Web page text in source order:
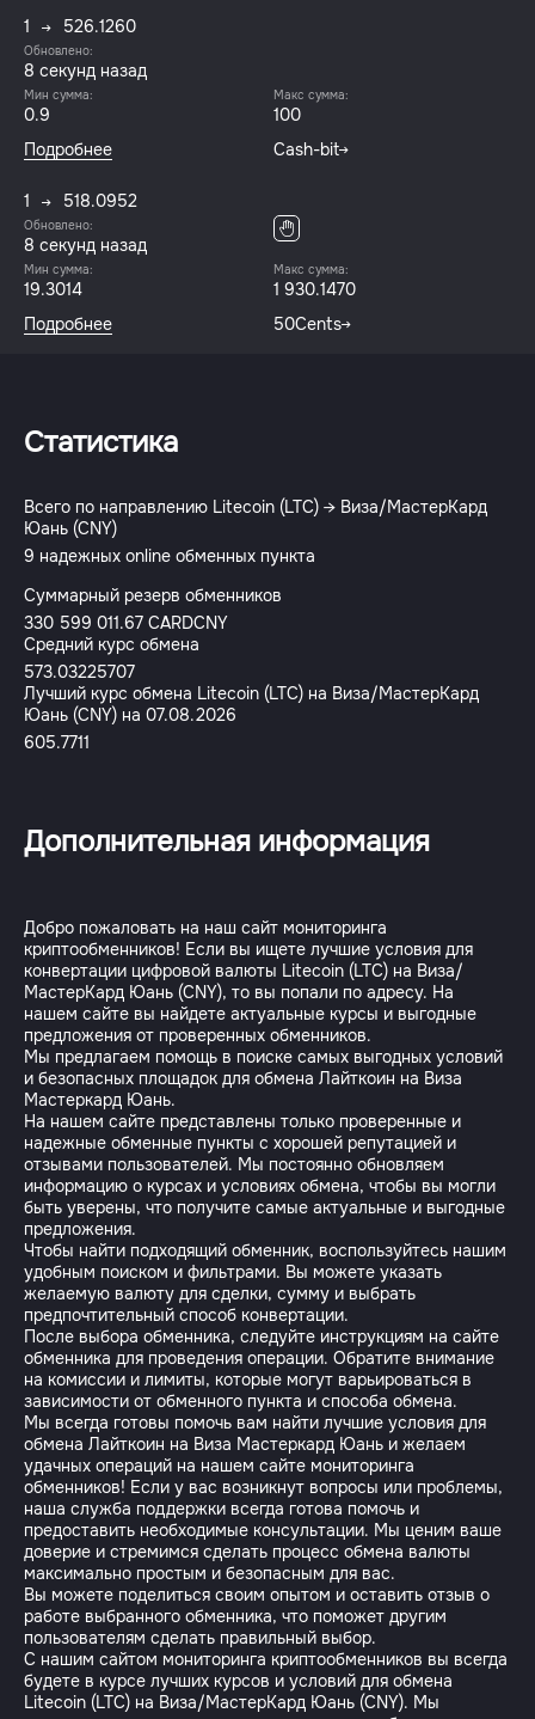
1 526.1260
Обновлено:
8 секунд назад
Мин сумма:
0.9
Макс сумма:
100
Подробнее
Cash-bit
1 518.0952
Обновлено:
8 секунд назад
Мин сумма:
19.3014
Макс сумма:
1 930.1470
Подробнее
50Cents
Статистика
Всего по направлению Litecoin (LTC) → Виза/МастерКард
Юань (CNY)
9 надежных online обменных пункта
Суммарный резерв обменников
330 599 011.67 CARDCNY
Средний курс обмена
573.03225707
Лучший курс обмена Litecoin (LTC) на Виза/МастерКард
Юань (CNY) на 07.08.2026
605.7711
Дополнительная информация
Добро пожаловать на наш сайт мониторинга
криптообменников! Если вы ищете лучшие условия для
конвертации цифровой валюты Litecoin (LTC) на Виза/
МастерКард Юань (CNY), то вы попали по адресу. На
нашем сайте вы найдете актуальные курсы и выгодные
предложения от проверенных обменников.
Мы предлагаем помощь в поиске самых выгодных условий
и безопасных площадок для обмена Лайткоин на Виза
Мастеркард Юань.
На нашем сайте представлены только проверенные и
надежные обменные пункты с хорошей репутацией и
отзывами пользователей. Мы постоянно обновляем
информацию о курсах и условиях обмена, чтобы вы могли
быть уверены, что получите самые актуальные и выгодные
предложения.
Чтобы найти подходящий обменник, воспользуйтесь нашим
удобным поиском и фильтрами. Вы можете указать
желаемую валюту для сделки, сумму и выбрать
предпочтительный способ конвертации.
После выбора обменника, следуйте инструкциям на сайте
обменника для проведения операции. Обратите внимание
на комиссии и лимиты, которые могут варьироваться в
зависимости от обменного пункта и способа обмена.
Мы всегда готовы помочь вам найти лучшие условия для
обмена Лайткоин на Виза Мастеркард Юань и желаем
удачных операций на нашем сайте мониторинга
обменников! Если у вас возникнут вопросы или проблемы,
наша служба поддержки всегда готова помочь и
предоставить необходимые консультации. Мы ценим ваше
доверие и стремимся сделать процесс обмена валюты
максимально простым и безопасным для вас.
Вы можете поделиться своим опытом и оставить отзыв о
работе выбранного обменника, что поможет другим
пользователям сделать правильный выбор.
С нашим сайтом мониторинга криптообменников вы всегда
будете в курсе лучших курсов и условий для обмена
Litecoin (LTC) на Виза/МастерКард Юань (CNY). Мы